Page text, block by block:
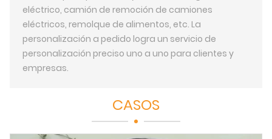
eléctrico, camión de remoción de camiones
eléctricos, remolque de alimentos, etc. La
personalización a pedido logra un servicio de
personalización preciso uno a uno para clientes y
empresas.
CASOS